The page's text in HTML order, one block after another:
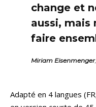
change et
aussi, mais
faire
Miriam Eisenmenger
Adapté en 4 langues